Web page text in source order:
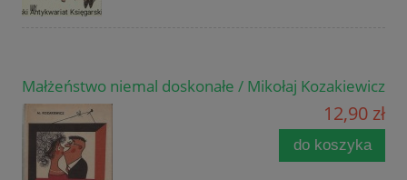
Małżeństwo niemal doskonałe / Mikołaj Kozakiewicz
12,90 zł
do koszyka